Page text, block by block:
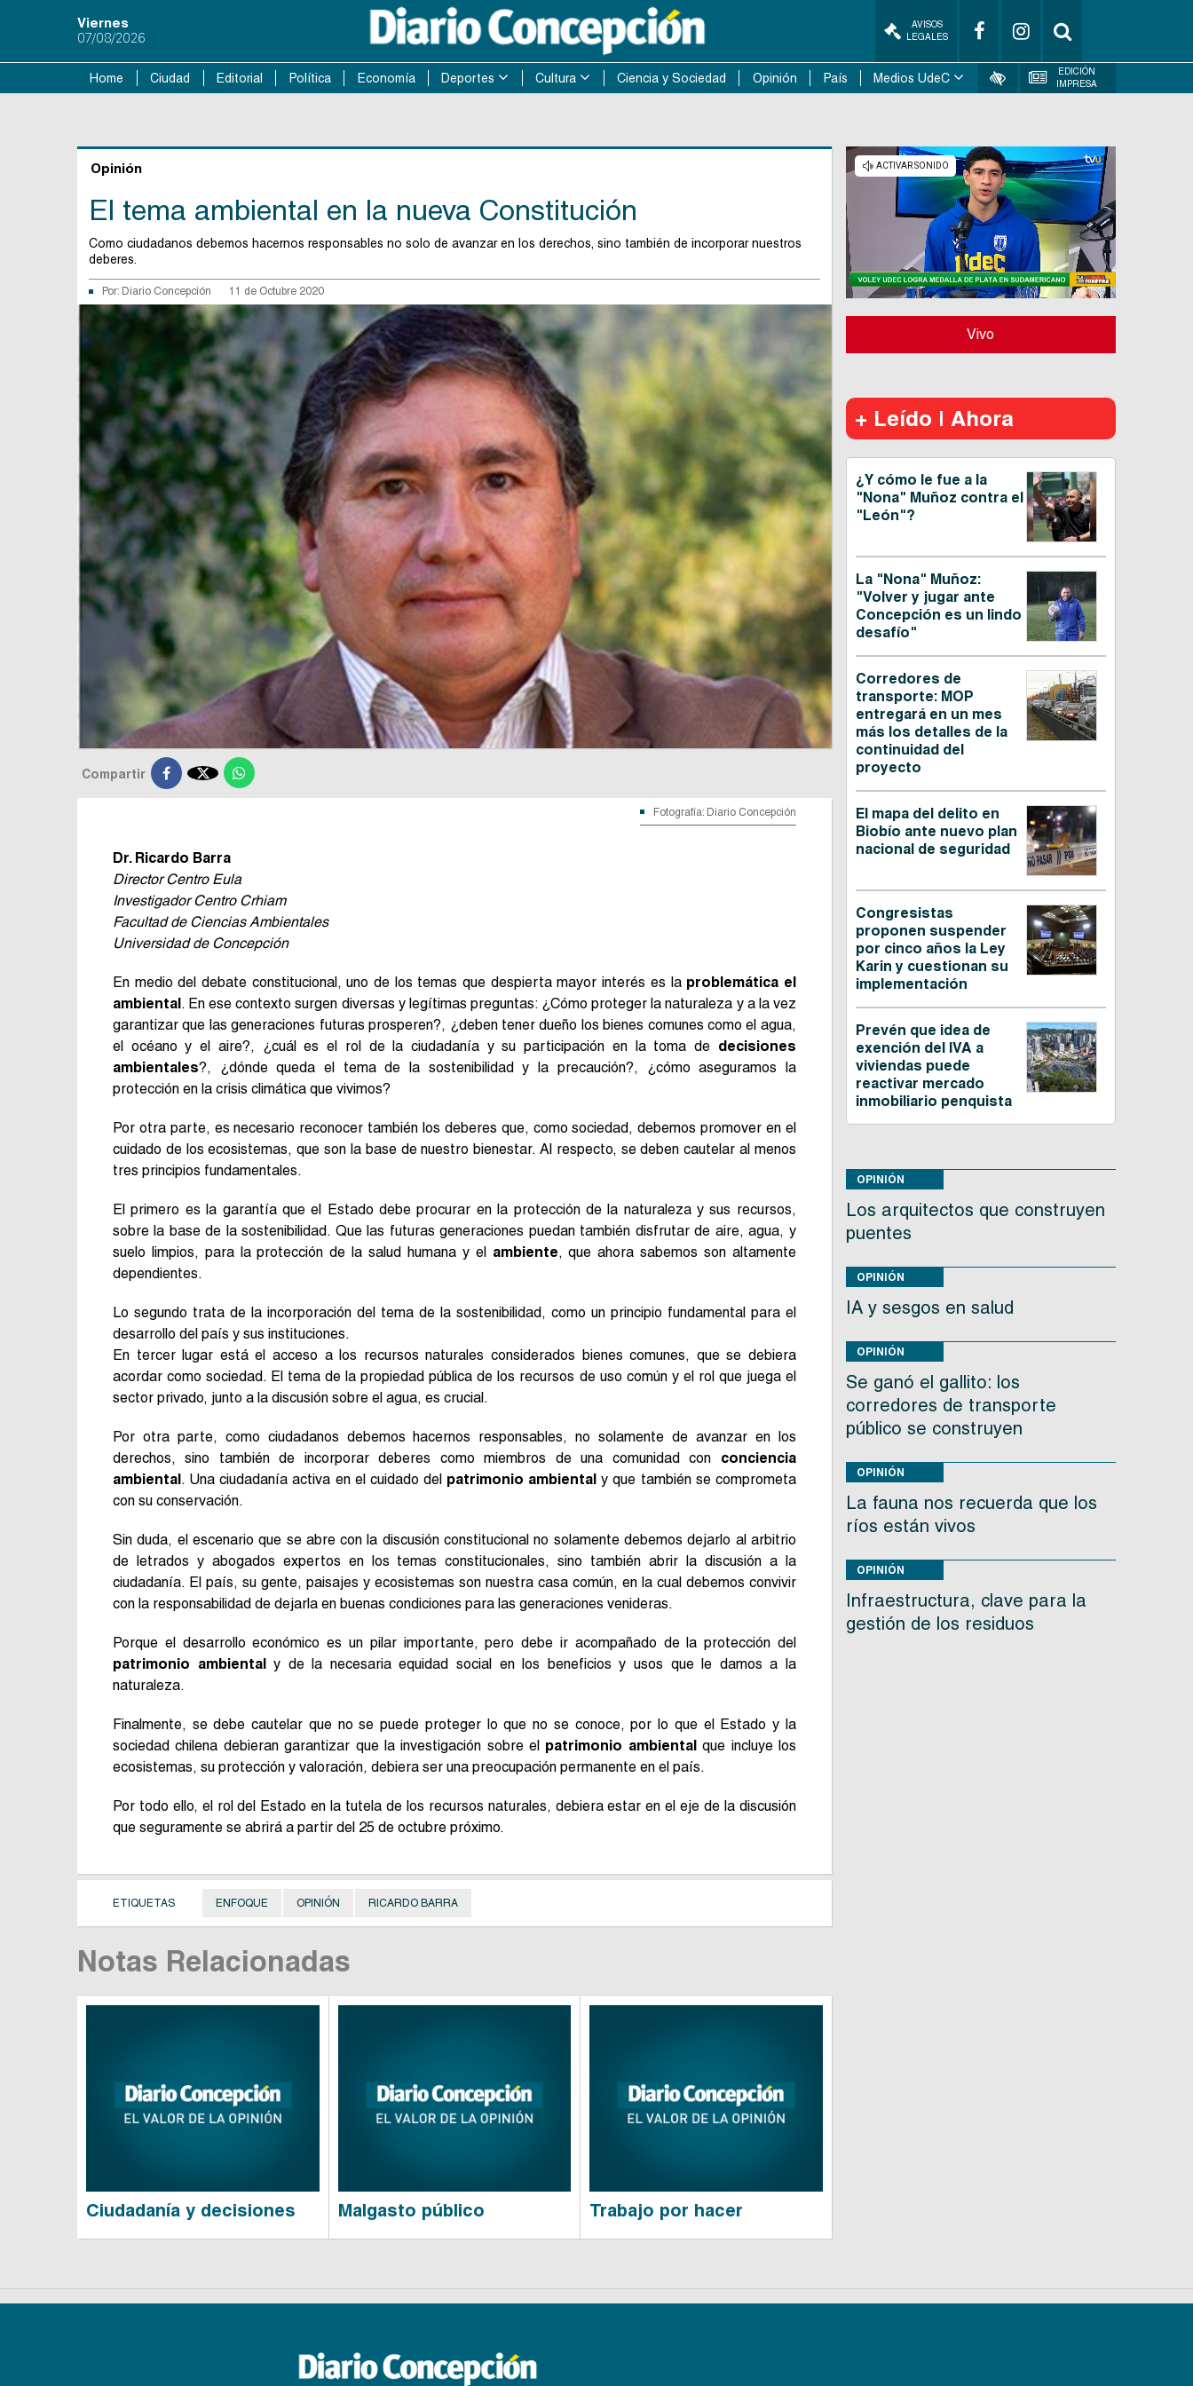
Viernes
07/08/2026
AVISOS
LEGALES
Home Ciudad Editorial Política Economía Deportes Cultura Ciencia y Sociedad Opinión País Medios UdeC
EDICIÓN
IMPRESA
Opinión
El tema ambiental en la nueva Constitución
Como ciudadanos debemos hacernos responsables no solo de avanzar en los derechos, sino también de incorporar nuestros
deberes.
Por: Diario Concepción 11 de Octubre 2020
Compartir 
Fotografía: Diario Concepción
Dr. Ricardo Barra
Director Centro Eula
Investigador Centro Crhiam
Facultad de Ciencias Ambientales
Universidad de Concepción
En medio del debate constitucional, uno de los temas que despierta mayor interés es la problemática el
ambiental. En ese contexto surgen diversas y legítimas preguntas: ¿Cómo proteger la naturaleza y a la vez
garantizar que las generaciones futuras prosperen?, ¿deben tener dueño los bienes comunes como el agua,
el océano y el aire?, ¿cuál es el rol de la ciudadanía y su participación en la toma de decisiones
ambientales?, ¿dónde queda el tema de la sostenibilidad y la precaución?, ¿cómo aseguramos la
protección en la crisis climática que vivimos?
Por otra parte, es necesario reconocer también los deberes que, como sociedad, debemos promover en el
cuidado de los ecosistemas, que son la base de nuestro bienestar. Al respecto, se deben cautelar al menos
tres principios fundamentales.
El primero es la garantía que el Estado debe procurar en la protección de la naturaleza y sus recursos,
sobre la base de la sostenibilidad. Que las futuras generaciones puedan también disfrutar de aire, agua, y
suelo limpios, para la protección de la salud humana y el ambiente, que ahora sabemos son altamente
dependientes.
Lo segundo trata de la incorporación del tema de la sostenibilidad, como un principio fundamental para el
desarrollo del país y sus instituciones.
En tercer lugar está el acceso a los recursos naturales considerados bienes comunes, que se debiera
acordar como sociedad. El tema de la propiedad pública de los recursos de uso común y el rol que juega el
sector privado, junto a la discusión sobre el agua, es crucial.
Por otra parte, como ciudadanos debemos hacernos responsables, no solamente de avanzar en los
derechos, sino también de incorporar deberes como miembros de una comunidad con conciencia
ambiental. Una ciudadanía activa en el cuidado del patrimonio ambiental y que también se comprometa
con su conservación.
Sin duda, el escenario que se abre con la discusión constitucional no solamente debemos dejarlo al arbitrio
de letrados y abogados expertos en los temas constitucionales, sino también abrir la discusión a la
ciudadanía. El país, su gente, paisajes y ecosistemas son nuestra casa común, en la cual debemos convivir
con la responsabilidad de dejarla en buenas condiciones para las generaciones venideras.
Porque el desarrollo económico es un pilar importante, pero debe ir acompañado de la protección del
patrimonio ambientaly de la necesaria equidad social en los beneficios y usos que le damos a la
naturaleza.
Finalmente, se debe cautelar que no se puede proteger lo que no se conoce, por lo que el Estado y la
sociedad chilena debieran garantizar que la investigación sobre el patrimonio ambientalque incluye los
ecosistemas, su protección y valoración, debiera ser una preocupación permanente en el país.
Por todo ello, el rol del Estado en la tutela de los recursos naturales, debiera estar en el eje de la discusión
que seguramente se abrirá a partir del 25 de octubre próximo.
ETIQUETAS ENFOQUE OPINIÓN RICARDO BARRA
Notas Relacionadas
Ciudadanía y decisiones Malgasto público Trabajo por hacer
Vivo
+ Leído | Ahora
¿Y cómo le fue a la
"Nona" Muñoz contra el
"León"?
La "Nona" Muñoz:
"Volver y jugar ante
Concepción es un lindo
desafío"
Corredores de
transporte: MOP
entregará en un mes
más los detalles de la
continuidad del
proyecto
El mapa del delito en
Biobío ante nuevo plan
nacional de seguridad
Congresistas
proponen suspender
por cinco años la Ley
Karin y cuestionan su
implementación
Prevén que idea de
exención del IVA a
viviendas puede
reactivar mercado
inmobiliario penquista
OPINIÓN
Los arquitectos que construyen
puentes
OPINIÓN
IA y sesgos en salud
OPINIÓN
Se ganó el gallito: los
corredores de transporte
público se construyen
OPINIÓN
La fauna nos recuerda que los
ríos están vivos
OPINIÓN
Infraestructura, clave para la
gestión de los residuos